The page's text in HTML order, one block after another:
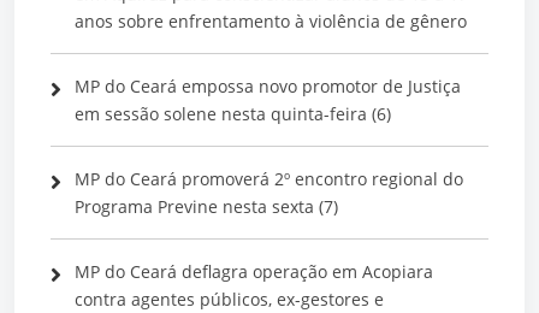
anos sobre enfrentamento à violência de gênero
MP do Ceará empossa novo promotor de Justiça
em sessão solene nesta quinta-feira (6)
MP do Ceará promoverá 2º encontro regional do
Programa Previne nesta sexta (7)
MP do Ceará deflagra operação em Acopiara
contra agentes públicos, ex-gestores e